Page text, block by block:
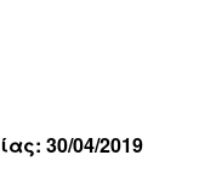
30/04/2019